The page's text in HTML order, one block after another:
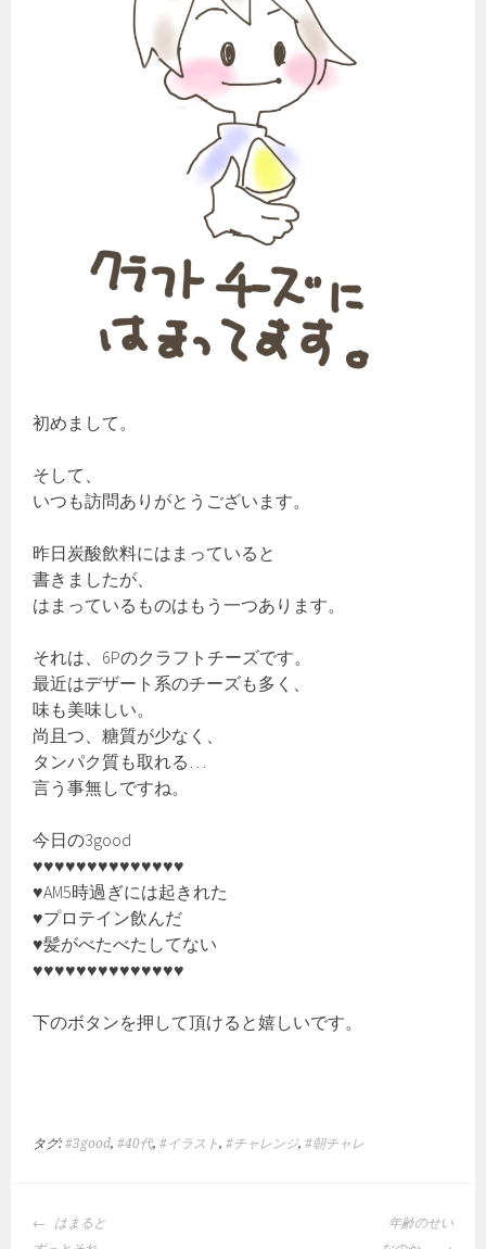
初めまして。
そして、
いつも訪問ありがとうございます。
昨日炭酸飲料にはまっていると
書きましたが、
はまっているものはもう一つあります。
それは、6Pのクラフトチーズです。
最近はデザート系のチーズも多く、
味も美味しい。
尚且つ、糖質が少なく、
タンパク質も取れる…
言う事無しですね。
今日の3good
♥♥♥♥♥♥♥♥♥♥♥♥♥♥
♥AM5時過ぎには起きれた
♥プロテイン飲んだ
♥髪がべたべたしてない
♥♥♥♥♥♥♥♥♥♥♥♥♥♥
下のボタンを押して頂けると嬉しいです。
タグ:#3good,#40代,#イラスト,#チャレンジ,#朝チャレ
投はまると
年齢のせい